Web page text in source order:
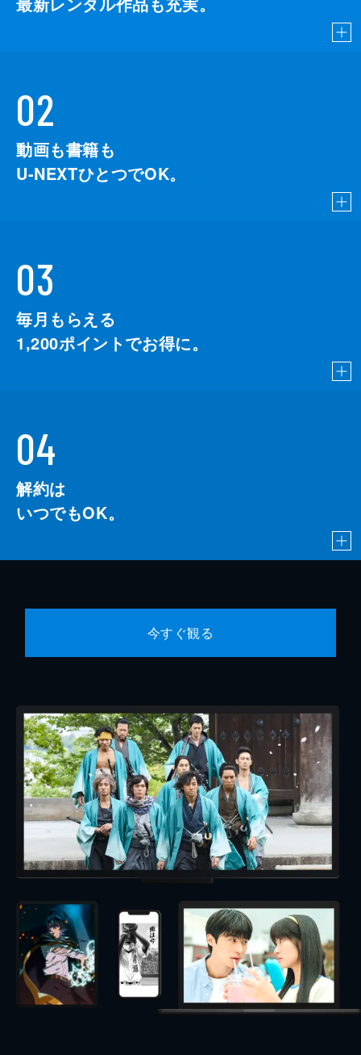
02
動画も書籍も
U-NEXTひとつでOK。
03
毎月もらえる
1,200ポイントでお得に。
04
解約は
いつでもOK。
今すぐ観る